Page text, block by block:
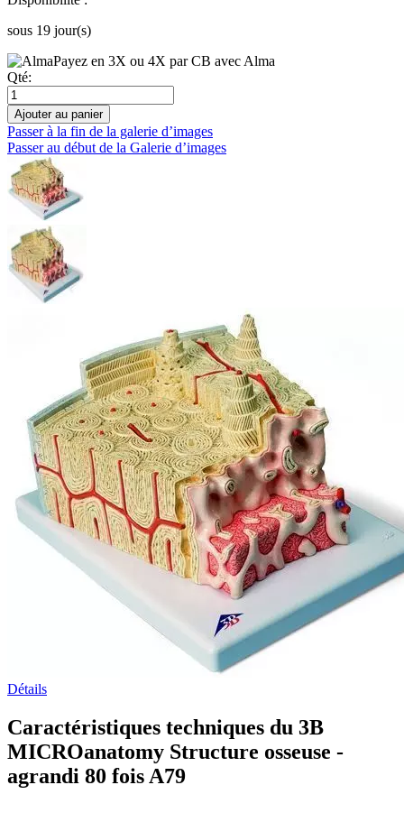
sous 19 jour(s)
Payez en 3X ou 4X par CB avec Alma
Qté:
Ajouter au panier
Passer à la fin de la galerie d’images
Passer au début de la Galerie d’images
Détails
Caractéristiques techniques du 3B
MICROanatomy Structure osseuse -
agrandi 80 fois A79